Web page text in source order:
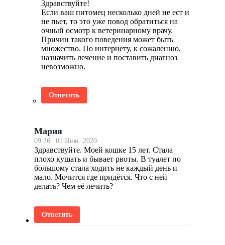
Здравствуйте!
Если ваш питомец несколько дней не ест и
не пьет, то это уже повод обратиться на
очный осмотр к ветеринарному врачу.
Причин такого поведения может быть
множество. По интернету, к сожалению,
назначить лечение и поставить диагноз
невозможно.
Ответить
Мария
09:26 | 01 Июн. 2020
Здравствуйте. Моей кошке 15 лет. Стала
плохо кушать и бывает рвоты. В туалет по
большому стала ходить не каждый день и
мало. Мочится где придётся. Что с ней
делать? Чем её лечить?
Ответить